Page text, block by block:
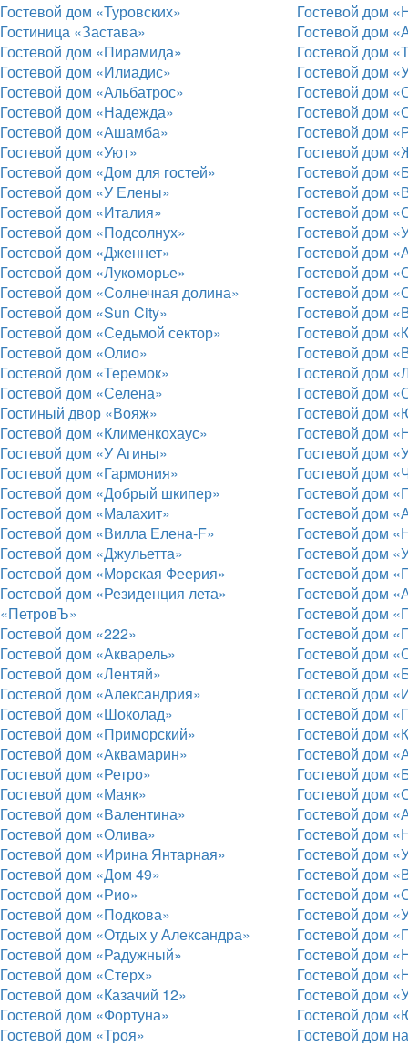
Гостевой дом «Туровских»
Гостевой дом
Гостиница «Застава»
Гостевой дом
Гостевой дом «Пирамида»
Гостевой дом
Гостевой дом «Илиадис»
Гостевой дом
Гостевой дом «Альбатрос»
Гостевой дом
Гостевой дом «Надежда»
Гостевой дом
Гостевой дом «Ашамба»
Гостевой дом
Гостевой дом «Уют»
Гостевой дом
Гостевой дом «Дом для гостей»
Гостевой дом
Гостевой дом «У Елены»
Гостевой дом
Гостевой дом «Италия»
Гостевой дом
Гостевой дом «Подсолнух»
Гостевой дом
Гостевой дом «Дженнет»
Гостевой дом
Гостевой дом «Лукоморье»
Гостевой дом
Гостевой дом «Солнечная долина»
Гостевой дом
Гостевой дом «Sun City»
Гостевой дом
Гостевой дом «Седьмой сектор»
Гостевой дом
Гостевой дом «Олио»
Гостевой дом
Гостевой дом «Теремок»
Гостевой дом
Гостевой дом «Селена»
Гостевой дом
Гостиный двор «Вояж»
Гостевой дом
Гостевой дом «Клименкохаус»
Гостевой дом
Гостевой дом «У Агины»
Гостевой дом
Гостевой дом «Гармония»
Гостевой дом
Гостевой дом «Добрый шкипер»
Гостевой дом
Гостевой дом «Малахит»
Гостевой дом
Гостевой дом «Вилла Елена-F»
Гостевой дом
Гостевой дом «Джульетта»
Гостевой дом
Гостевой дом «Морская Феерия»
Гостевой дом
Гостевой дом «Резиденция лета»
Гостевой дом
«ПетровЪ»
Гостевой дом
Гостевой дом «222»
Гостевой дом
Гостевой дом «Акварель»
Гостевой дом
Гостевой дом «Лентяй»
Гостевой дом
Гостевой дом «Александрия»
Гостевой дом
Гостевой дом «Шоколад»
Гостевой дом
Гостевой дом «Приморский»
Гостевой дом
Гостевой дом «Аквамарин»
Гостевой дом
Гостевой дом «Ретро»
Гостевой дом
Гостевой дом «Маяк»
Гостевой дом
Гостевой дом «Валентина»
Гостевой дом
Гостевой дом «Олива»
Гостевой дом
Гостевой дом «Ирина Янтарная»
Гостевой дом
Гостевой дом «Дом 49»
Гостевой дом
Гостевой дом «Рио»
Гостевой дом
Гостевой дом «Подкова»
Гостевой дом
Гостевой дом «Отдых у Александра»
Гостевой дом
Гостевой дом «Радужный»
Гостевой дом
Гостевой дом «Стерх»
Гостевой дом
Гостевой дом «Казачий 12»
Гостевой дом
Гостевой дом «Фортуна»
Гостевой дом
Гостевой дом «Троя»
Гостевой дом